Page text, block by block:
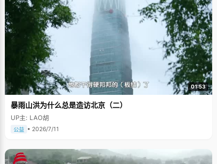
01:53
暴雨山洪为什么总是造访北京（二）
UP主: LAO胡
公益 • 2026/7/11